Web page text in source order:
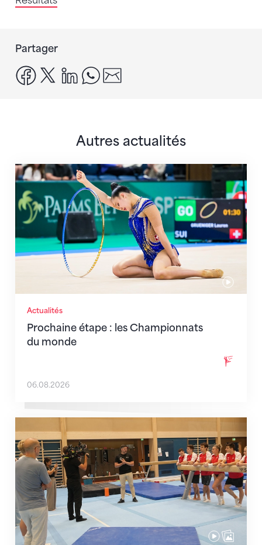
Partager
facebook
x linkedinwhatsapp
Autres actualités
Actualités
Prochaine étape : les Championnats
du monde
Prochaine étape : les Championnats du monde
06.08.2026
En route pour Zagreb avec des objectifs clairs